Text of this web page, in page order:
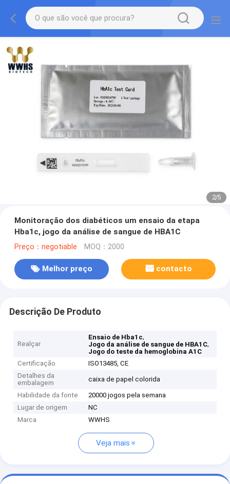
2/5
Monitoração dos diabéticos um ensaio da etapa
Hba1c, jogo da análise de sangue de HBA1C
Preço：negotiable MOQ：2000
Melhor preço contacto
Descrição De Produto
Realçar
Ensaio de Hba1c,
Jogo da análise de sangue de HBA1C,
Jogo do teste da hemoglobina A1C
Certificação
ISO13485, CE
Detalhes da
embalagem
caixa de papel colorida
Habilidade da fonte
20000 jogos pela semana
Lugar de origem
NC
Marca
WWHS
Veja mais